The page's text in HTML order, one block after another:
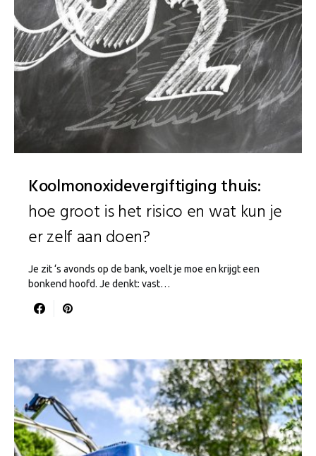
Koolmonoxidevergiftiging thuis:
hoe groot is het risico en wat kun je
er zelf aan doen?
Je zit ‘s avonds op de bank, voelt je moe en krijgt een
bonkend hoofd. Je denkt: vast…